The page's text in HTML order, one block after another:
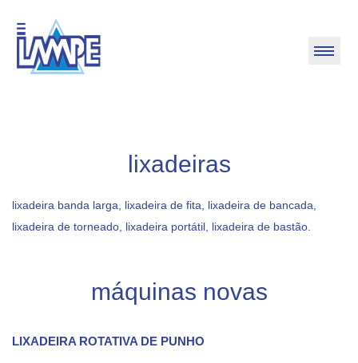
lixadeiras
lixadeira banda larga, lixadeira de fita, lixadeira de bancada,
lixadeira de torneado, lixadeira portátil, lixadeira de bastão.
máquinas novas
LIXADEIRA ROTATIVA DE PUNHO